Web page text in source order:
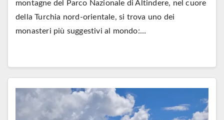
montagne del Parco Nazionale di Altindere, nel cuore
della Turchia nord-orientale, si trova uno dei
monasteri più suggestivi al mondo:…